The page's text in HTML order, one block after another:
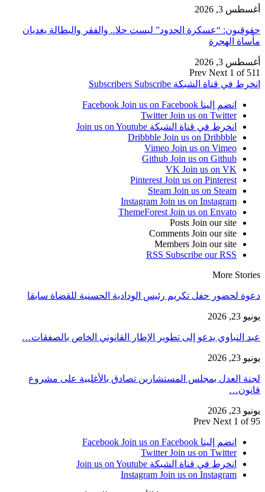
أغسطس 3, 2026
حقوقيون: “عسكرة الحدود” ليست حلا.. والفقر والبطالة يغديان
مأساة الهجرة
أغسطس 3, 2026
Prev Next 1 of 511
انخرط في قناة الشبكة
Subscribers Subscribe
انضم إلينا Facebook Join us on Facebook
Twitter Join us on Twitter
انخرط في قناة الشبكة Join us on Youtube
Dribbble Join us on Dribbble
Vimeo Join us on Vimeo
Github Join us on Github
VK Join us on VK
Pinterest Join us on Pinterest
Steam Join us on Steam
Instagram Join us on Instagram
ThemeForest Join us on Envato
Posts Join our site
Comments Join our site
Members Join our site
RSS Subscribe our RSS
More Stories
دعوة لحضور حفل تكريم رئيس الودادية الحسنية للقضاة سابقا
يونيو 23, 2026
عبد النباوي يدعو إلى تطوير الإطار القانوني الخاص بالصفقات…
يونيو 23, 2026
لجنة العدل بمجلس المستشارين تصادق بالأغلبية على مشروع
قانون…
يونيو 23, 2026
Prev Next 1 of 95
انضم إلينا Facebook Join us on Facebook
Twitter Join us on Twitter
انخرط في قناة الشبكة Join us on Youtube
Instagram Join us on Instagram